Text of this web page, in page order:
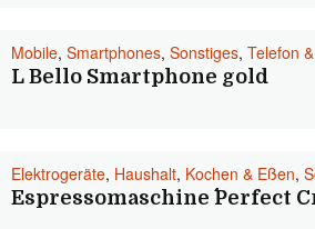
Mobile, Smartphones, Sonstiges, Telefon
L Bello Smartphone gold
Elektrogeräte, Haushalt, Kochen & Eßen,
Espressomaschine ´´Perfect